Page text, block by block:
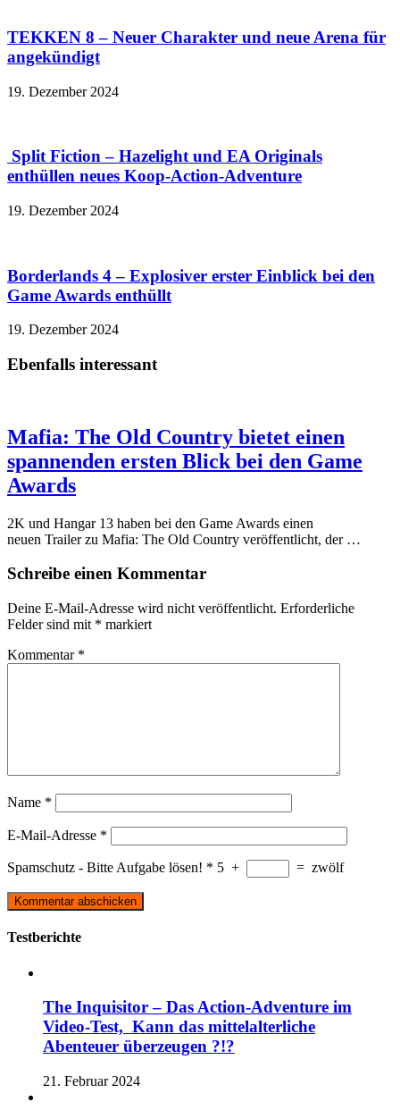
TEKKEN 8 – Neuer Charakter und neue Arena für
angekündigt
19. Dezember 2024
Split Fiction – Hazelight und EA Originals
enthüllen neues Koop-Action-Adventure
19. Dezember 2024
Borderlands 4 – Explosiver erster Einblick bei den
Game Awards enthüllt
19. Dezember 2024
Ebenfalls interessant
Mafia: The Old Country bietet einen
spannenden ersten Blick bei den Game
Awards
2K und Hangar 13 haben bei den Game Awards einen
neuen Trailer zu Mafia: The Old Country veröffentlicht, der …
Schreibe einen Kommentar
Deine E-Mail-Adresse wird nicht veröffentlicht. Erforderliche
Felder sind mit * markiert
Kommentar *
Name *
E-Mail-Adresse *
Spamschutz - Bitte Aufgabe lösen! * 5 + = zwölf
Testberichte
The Inquisitor – Das Action-Adventure im
Video-Test, Kann das mittelalterliche
Abenteuer überzeugen ?!?
21. Februar 2024